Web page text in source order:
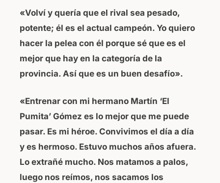
«Volví y quería que el rival sea pesado,
potente; él es el actual campeón. Yo quiero
hacer la pelea con él porque sé que es el
mejor que hay en la categoría de la
provincia. Así que es un buen desafío».
«Entrenar con mi hermano Martín ‘El
Pumita’ Gómez es lo mejor que me puede
pasar. Es mi héroe. Convivimos el día a día
y es hermoso. Estuvo muchos años afuera.
Lo extrañé mucho. Nos matamos a palos,
luego nos reímos, nos sacamos los